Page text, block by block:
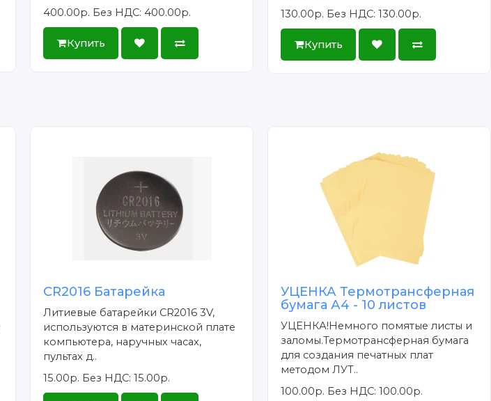
400.00р. Без НДС: 400.00р.
Купить
130.00р. Без НДС: 130.00р.
Купить
CR2016 Батарейка
Литиевые батарейки CR2016 3V,
используются в материнской плате
компьютера, наручных часах,
пультах д..
15.00р. Без НДС: 15.00р.
УЦЕНКА Термотрансферная
бумага А4 - 10 листов
УЦЕНКА!Немного помятые листы и
заломы.Термотрансферная бумага
для создания печатных плат
методом ЛУТ..
100.00р. Без НДС: 100.00р.